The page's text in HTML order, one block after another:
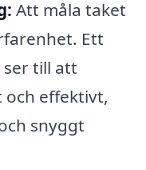
Att måla taket
Ett
till att
effektivt,
snyggt